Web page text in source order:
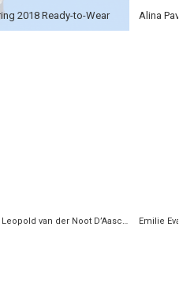
2018 Ready-to-Wear Alina
Leopold van der Noot D’Aasche – Gucci Spring 2018 Ready-to-Wear